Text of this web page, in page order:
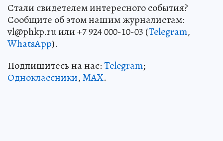
Стали свидетелем интересного события?
Сообщите об этом нашим журналистам:
vl@phkp.ru или +7 924 000-10-03 (Telegram,
WhatsApp).
Подпишитесь на нас:Telegram;
Одноклассники,MAX.